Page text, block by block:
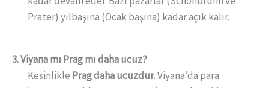
Prater) yılbaşına (Ocak başına) kadar açık kalır.
3. Viyana mı Prag mı daha ucuz?
Kesinlikle Prag daha ucuzdur. Viyana’da para